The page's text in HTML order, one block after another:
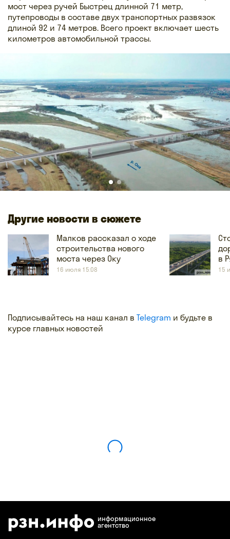
мост через ручей Быстрец длинной 71 метр,
путепроводы в составе двух транспортных развязок
длиной 92 и 74 метров. Всего проект включает шесть
километров автомобильной трассы.
Другие новости в сюжете
Малков рассказал о ходе
строительства нового
моста через Оку
16 июля 15:08
в
15
Подписывайтесь на наш канал в Telegram и будьте в
курсе главных новостей
информационное
агентство